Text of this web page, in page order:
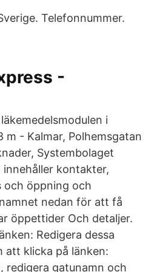
Telefonnummer.
-
i
- Kalmar, Polhemsgatan
Systembolaget
kontakter,
och öppning och
nedan för att få
öppettider Och detaljer.
Redigera dessa
att klicka på länken:
redigera gatunamn och